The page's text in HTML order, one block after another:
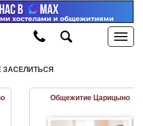
ЗАСЕЛИТЬСЯ
Общежитие Царицыно